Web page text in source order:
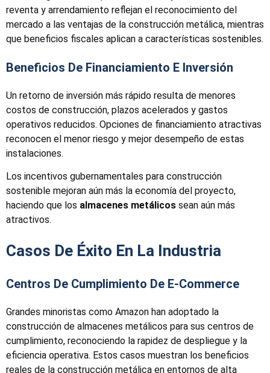
reventa y arrendamiento reflejan el reconocimiento del
mercado a las ventajas de la construcción metálica, mientras
que beneficios fiscales aplican a características sostenibles.
Beneficios De Financiamiento E Inversión
Un retorno de inversión más rápido resulta de menores
costos de construcción, plazos acelerados y gastos
operativos reducidos. Opciones de financiamiento atractivas
reconocen el menor riesgo y mejor desempeño de estas
instalaciones.
Los incentivos gubernamentales para construcción
sostenible mejoran aún más la economía del proyecto,
haciendo que los almacenes metálicos sean aún más
atractivos.
Casos De Éxito En La Industria
Centros De Cumplimiento De E-Commerce
Grandes minoristas como Amazon han adoptado la
construcción de almacenes metálicos para sus centros de
cumplimiento, reconociendo la rapidez de despliegue y la
eficiencia operativa. Estos casos muestran los beneficios
reales de la construcción metálica en entornos de alta